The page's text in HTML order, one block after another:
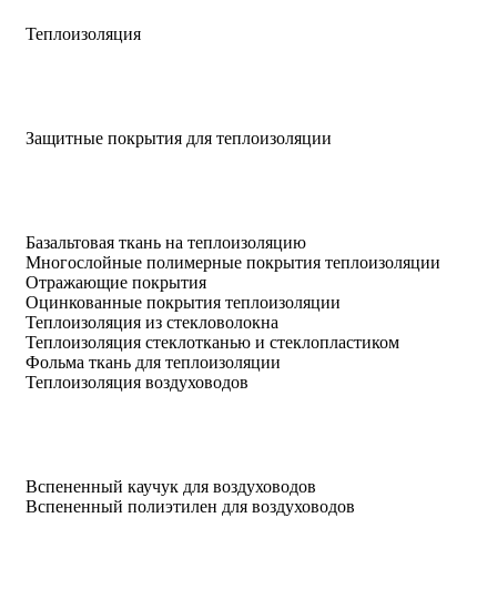
Теплоизоляция
Защитные покрытия для теплоизоляции
Базальтовая ткань на теплоизоляцию
Многослойные полимерные покрытия теплоизоляции
Отражающие покрытия
Оцинкованные покрытия теплоизоляции
Теплоизоляция из стекловолокна
Теплоизоляция стеклотканью и стеклопластиком
Фольма ткань для теплоизоляции
Теплоизоляция воздуховодов
Вспененный каучук для воздуховодов
Вспененный полиэтилен для воздуховодов